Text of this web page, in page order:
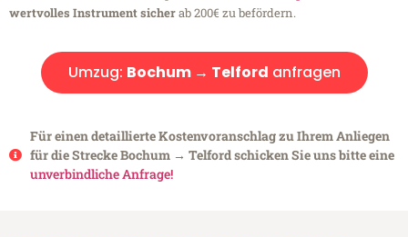
wertvolles Instrument sicherab 200€ zu befördern.
Umzug: Bochum → Telford anfragen
Für einen detaillierte Kostenvoranschlag zu Ihrem Anliegen
für die Strecke Bochum → Telford schicken Sie uns bitte eine
unverbindliche Anfrage!